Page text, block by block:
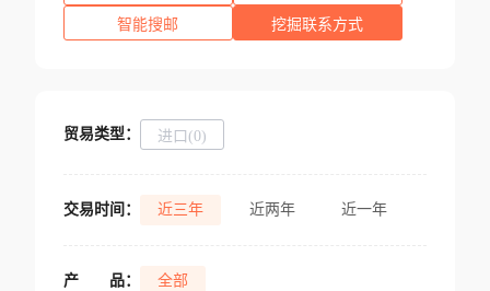
智能搜邮 挖掘联系方式
贸易类型： 进口(0)
交易时间： 近三年 近两年 近一年
产 品： 全部